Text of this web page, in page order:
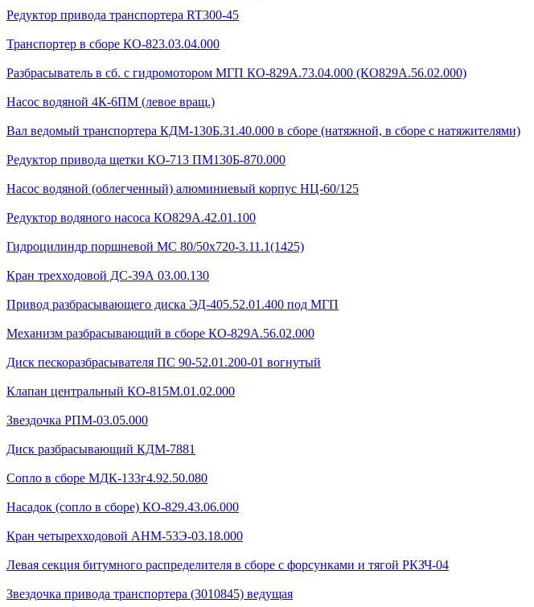
Редуктор привода транспортера RT300-45
Транспортер в сборе КО-823.03.04.000
Разбрасыватель в сб. с гидромотором МГП КО-829А.73.04.000 (КО829А.56.02.000)
Насос водяной 4К-6ПМ (левое вращ.)
Вал ведомый транспортера КДМ-130Б.31.40.000 в сборе (натяжной, в сборе с натяжителями)
Редуктор привода щетки КО-713 ПМ130Б-870.000
Насос водяной (облегченный) алюминиевый корпус НЦ-60/125
Редуктор водяного насоса КО829А.42.01.100
Гидроцилиндр поршневой МС 80/50х720-3.11.1(1425)
Кран трехходовой ДС-39А 03.00.130
Привод разбрасывающего диска ЭД-405.52.01.400 под МГП
Механизм разбрасывающий в сборе КО-829А.56.02.000
Диск пескоразбрасывателя ПС 90-52.01.200-01 вогнутый
Клапан центральный КО-815М.01.02.000
Звездочка РПМ-03.05.000
Диск разбрасывающий КДМ-7881
Сопло в сборе МДК-133г4.92.50.080
Насадок (сопло в сборе) КО-829.43.06.000
Кран четырехходовой AHМ-53Э-03.18.000
Левая секция битумного распределителя в сборе с форсунками и тягой РКЗЧ-04
Звездочка привода транспортера (3010845) ведущая